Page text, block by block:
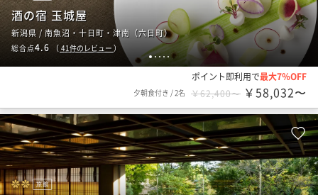
123 4 5
酒の宿 玉城屋
新潟県 / 南魚沼・十日町・津南（六日町）
総合点4.6 （ 41件のレビュー ）
ポイント即利用で最大7％OFF
夕朝食付き /2名 ￥62,400〜 ￥58,032〜
旅館